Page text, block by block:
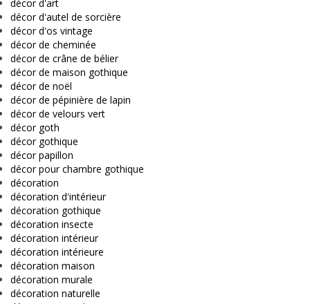
décor d'art
décor d'autel de sorcière
décor d'os vintage
décor de cheminée
décor de crâne de bélier
décor de maison gothique
décor de noël
décor de pépinière de lapin
décor de velours vert
décor goth
décor gothique
décor papillon
décor pour chambre gothique
décoration
décoration d'intérieur
décoration gothique
décoration insecte
décoration intérieur
décoration intérieure
décoration maison
décoration murale
décoration naturelle